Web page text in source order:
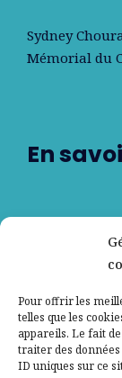
Pour offrir les
telles que les
appareils. Le fait
traiter des
ID uniques sur ce
Sydney
Mémorial du
En
Mentions